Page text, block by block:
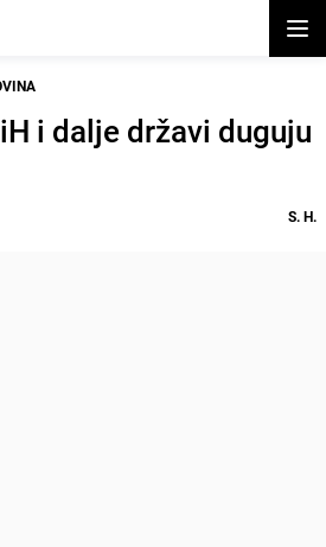
i dalje državi duguju
S. H.